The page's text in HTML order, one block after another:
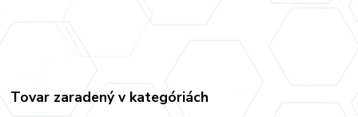
Tovar zaradený v kategóriách